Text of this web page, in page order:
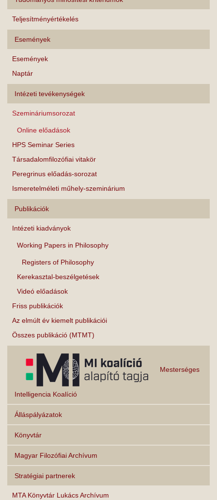
Teljesítményértékelés
Események
Események
Naptár
Intézeti tevékenységek
Szemináriumsorozat
Online előadások
HPS Seminar Series
Társadalomfilozófiai vitakör
Peregrinus előadás-sorozat
Ismeretelméleti műhely-szeminárium
Publikációk
Intézeti kiadványok
Working Papers in Philosophy
Registers of Philosophy
Kerekasztal-beszélgetések
Videó előadások
Friss publikációk
Az elmúlt év kiemelt publikációi
Összes publikáció (MTMT)
Mesterséges
Intelligencia Koalíció
Álláspályázatok
Könyvtár
Magyar Filozófiai Archívum
Stratégiai partnerek
MTA Könyvtár Lukács Archívum